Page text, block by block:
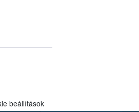
beállítások